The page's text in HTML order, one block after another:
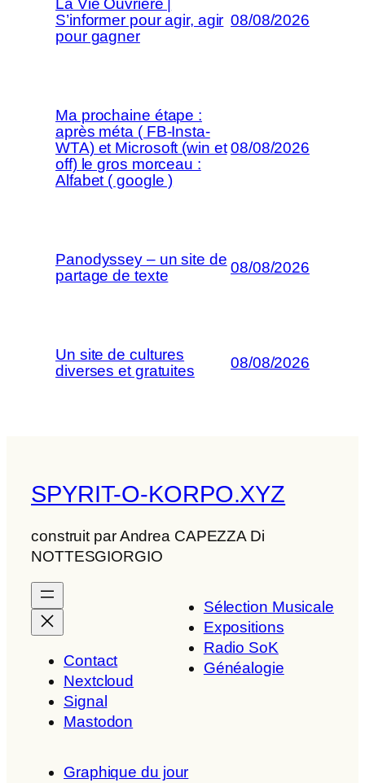
La Vie Ouvrière |
S’informer pour agir, agir
pour gagner
08/08/2026
Ma prochaine étape :
après méta ( FB-Insta-
WTA) et Microsoft (win et
off) le gros morceau :
Alfabet ( google )
08/08/2026
Panodyssey – un site de
partage de texte
08/08/2026
Un site de cultures
diverses et gratuites
08/08/2026
SPYRIT-O-KORPO.XYZ
construit par Andrea CAPEZZA Di
NOTTESGIORGIO
Contact
Nextcloud
Signal
Mastodon
Sélection Musicale
Expositions
Radio SoK
Généalogie
Graphique du jour